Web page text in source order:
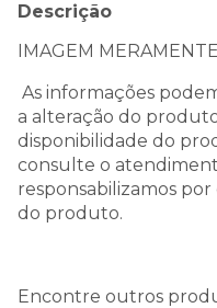
Descrição
IMAGEM
As informações
a alteração do
disponibilidade do
consulte o
responsabilizamos
do produto.
Encontre outros